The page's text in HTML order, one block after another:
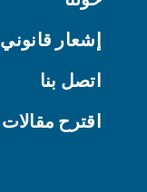
إشعار قانوني
اتصل بنا
اقترح مقالات